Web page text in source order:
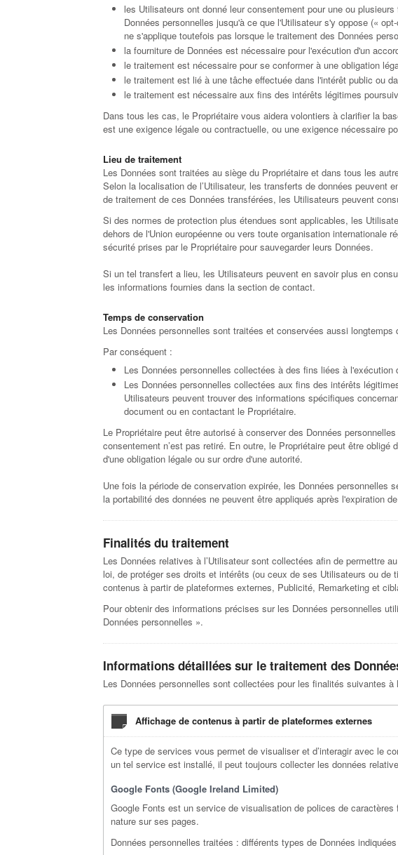
les Utilisateurs ont donné leur consentement pour une ou
Données personnelles jusqu'à ce que l'Utilisateur s'y oppose («
ne s'applique toutefois pas lorsque le traitement des Données
la fourniture de Données est nécessaire pour l'exécution d'un
le traitement est nécessaire pour se conformer à une obligation
le traitement est lié à une tâche effectuée dans l'intérêt public ou
le traitement est nécessaire aux fins des intérêts légitimes
Dans tous les cas, le Propriétaire vous aidera volontiers à clarifier la
est une exigence légale ou contractuelle, ou une exigence nécessaire
Lieu de traitement
Les Données sont traitées au siège du Propriétaire et dans tous les
Selon la localisation de l’Utilisateur, les transferts de données
de traitement de ces Données transférées, les Utilisateurs peuvent
Si des normes de protection plus étendues sont applicables, les
dehors de l'Union européenne ou vers toute organisation
sécurité prises par le Propriétaire pour sauvegarder leurs Données.
Si un tel transfert a lieu, les Utilisateurs peuvent en savoir plus en
les informations fournies dans la section de contact.
Temps de conservation
Les Données personnelles sont traitées et conservées aussi
Par conséquent :
Les Données personnelles collectées à des fins liées à
Les Données personnelles collectées aux fins des intérêts
Utilisateurs peuvent trouver des informations spécifiques
document ou en contactant le Propriétaire.
Le Propriétaire peut être autorisé à conserver des Données
consentement n’est pas retiré. En outre, le Propriétaire peut être
d'une obligation légale ou sur ordre d'une autorité.
Une fois la période de conservation expirée, les Données
la portabilité des données ne peuvent être appliqués après l'expiration
Finalités du traitement
Les Données relatives à l’Utilisateur sont collectées afin de permettre
loi, de protéger ses droits et intérêts (ou ceux de ses Utilisateurs ou
contenus à partir de plateformes externes, Publicité, Remarketing et
Pour obtenir des informations précises sur les Données personnelles
Données personnelles ».
Informations détaillées sur le traitement des
Les Données personnelles sont collectées pour les finalités suivantes
Affichage de contenus à partir de plateformes externes
Ce type de services vous permet de visualiser et d’interagir avec le
un tel service est installé, il peut toujours collecter les données
Google Fonts (Google Ireland Limited)
Google Fonts est un service de visualisation de polices de
nature sur ses pages.
Données personnelles traitées : différents types de Données